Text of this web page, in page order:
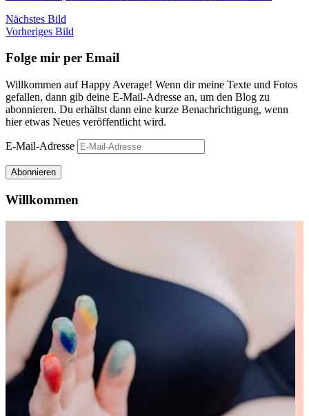
Nächstes Bild
Vorheriges Bild
Folge mir per Email
Willkommen auf Happy Average! Wenn dir meine Texte und Fotos
gefallen, dann gib deine E-Mail-Adresse an, um den Blog zu
abonnieren. Du erhältst dann eine kurze Benachrichtigung, wenn
hier etwas Neues veröffentlicht wird.
E-Mail-Adresse
Abonnieren
Willkommen